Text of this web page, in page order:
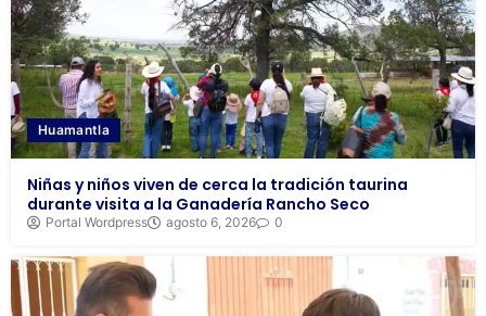
Huamantla
Niñas y niños viven de cerca la tradición taurina
durante visita a la Ganadería Rancho Seco
Portal Wordpress agosto 6, 2026 0